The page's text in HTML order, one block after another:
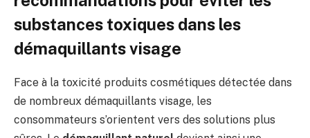
substances toxiques dans les
démaquillants visage
Face à la toxicité produits cosmétiques détectée dans
de nombreux démaquillants visage, les
consommateurs s’orientent vers des solutions plus